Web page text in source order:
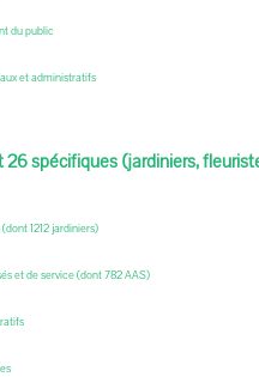
du public
et administratifs
spécifiques (jardiniers,
1212 jardiniers)
et de service (dont 782 AAS)